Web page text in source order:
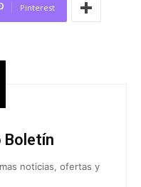
Pinterest
Boletín
noticias, ofertas y